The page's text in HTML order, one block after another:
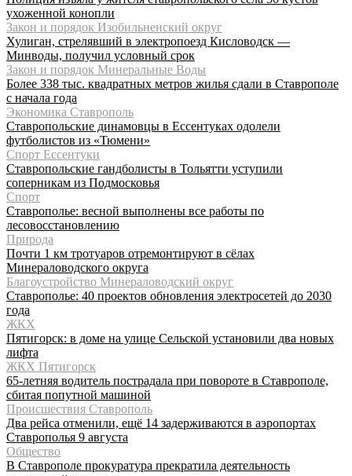
ухоженной конопли
Закон и порядок Изобильненский округ
Хулиган, стрелявший в электропоезд Кисловодск —
Минводы, получил условный срок
Закон и порядок Минеральные Воды
Более 338 тыс. квадратных метров жилья сдали в Ставрополе
с начала года
Экономика Ставрополь
Ставропольские динамовцы в Ессентуках одолели
футболистов из «Тюмени»
Спорт Ессентуки
Ставропольские гандболисты в Тольятти уступили
соперникам из Подмосковья
Спорт
Ставрополье: весной выполнены все работы по
лесовосстановлению
Природа
Почти 1 км тротуаров отремонтируют в сёлах
Минераловодского округа
Благоустройство Минераловодский округ
Ставрополье: 40 проектов обновления электросетей до 2030
года
ЖКХ
Пятигорск: в доме на улице Сельской установили два новых
лифта
ЖКХ Пятигорск
65-летняя водитель пострадала при повороте в Ставрополе,
сбитая попутной машиной
Происшествия Ставрополь
Два рейса отменили, ещё 14 задерживаются в аэропортах
Ставрополья 9 августа
Общество
В Ставрополе прокуратура прекратила деятельность